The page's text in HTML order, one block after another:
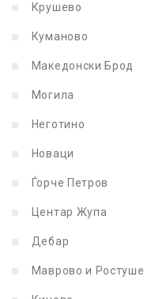
Крушево
Куманово
Македонски Брод
Могила
Неготино
Новаци
Ѓорче Петров
Центар Жупа
Дебар
Маврово и Ростуше